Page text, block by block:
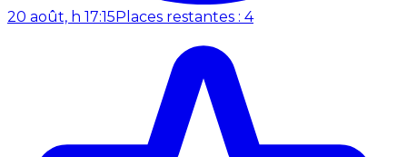
20 août, h 17:15 Places restantes : 4